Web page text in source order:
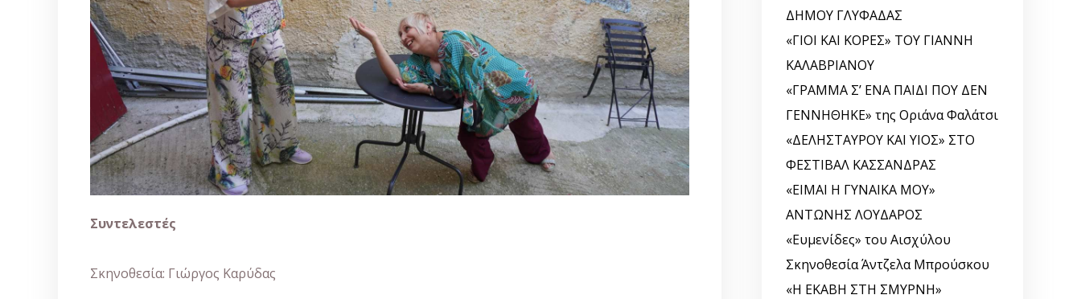
Συντελεστές
Σκηνοθεσία: Γιώργος Καρύδας
ΔΗΜΟΥ ΓΛΥΦΑΔΑΣ
«ΓΙΟΙ ΚΑΙ ΚΟΡΕΣ» ΤΟΥ ΓΙΑΝΝΗ
ΚΑΛΑΒΡΙΑΝΟΥ
«ΓΡΑΜΜΑ Σ’ ΕΝΑ ΠΑΙΔΙ ΠΟΥ ΔΕΝ
ΓΕΝΝΗΘΗΚΕ» της Οριάνα Φαλάτσι
«ΔΕΛΗΣΤΑΥΡΟΥ ΚΑΙ ΥΙΟΣ» ΣΤΟ
ΦΕΣΤΙΒΑΛ ΚΑΣΣΑΝΔΡΑΣ
«ΕΙΜΑΙ Η ΓΥΝΑΙΚΑ ΜΟΥ»
ΑΝΤΩΝΗΣ ΛΟΥΔΑΡΟΣ
«Ευμενίδες» του Αισχύλου
Σκηνοθεσία Άντζελα Μπρούσκου
«Η ΕΚΑΒΗ ΣΤΗ ΣΜΥΡΝΗ»